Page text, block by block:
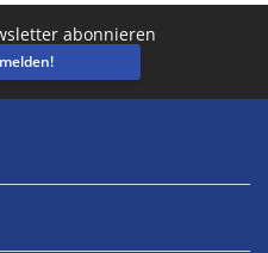
abonnieren